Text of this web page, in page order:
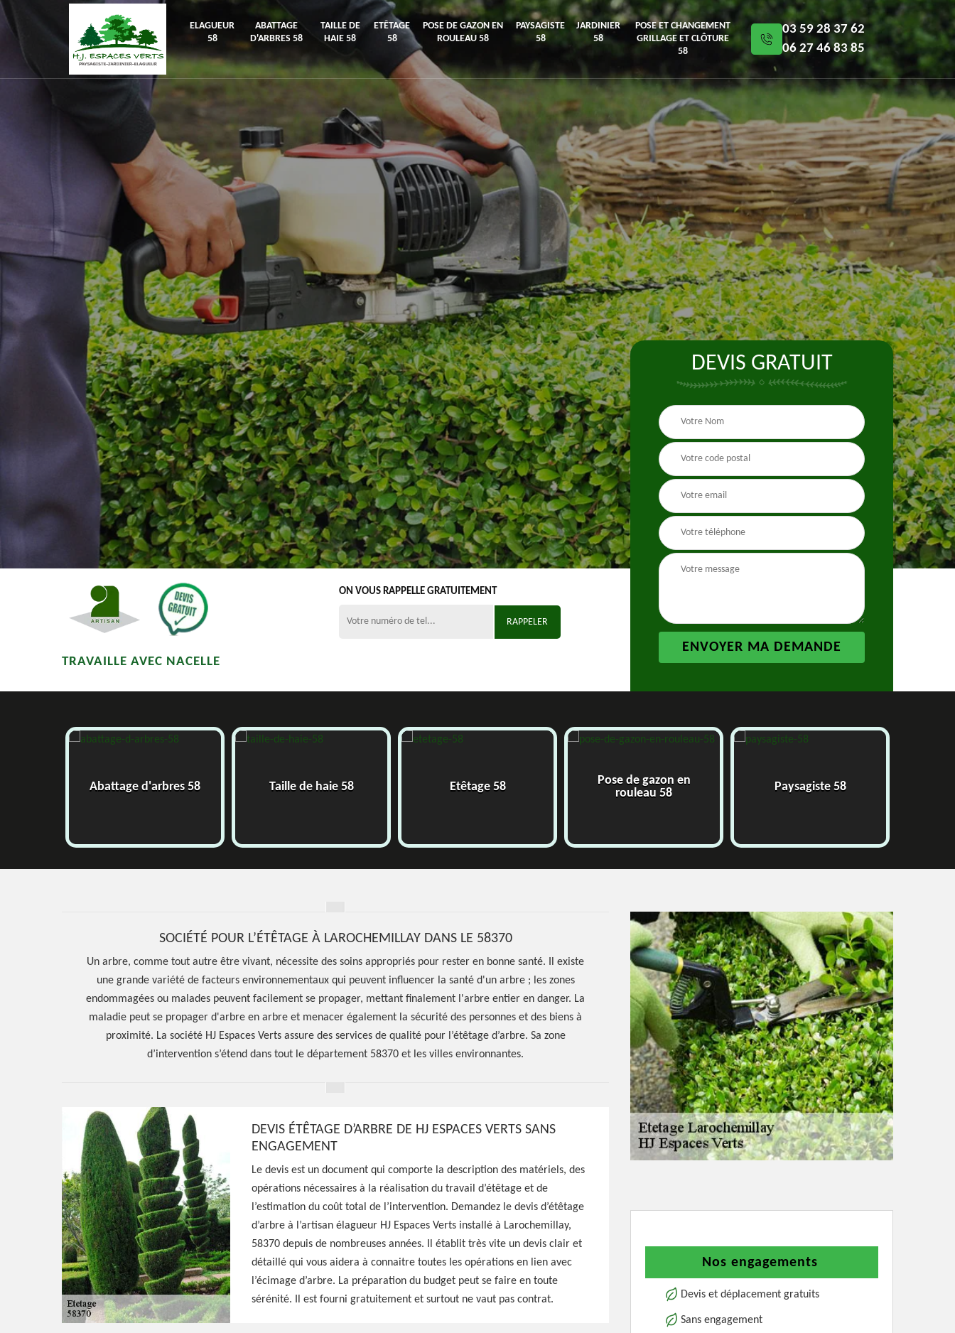
ELAGUEUR
58
ABATTAGE
D'ARBRES 58
TAILLE DE
HAIE 58
ETÊTAGE
58
POSE DE GAZON EN
ROULEAU 58
PAYSAGISTE
58
JARDINIER
58
POSE ET CHANGEMENT
GRILLAGE ET CLÔTURE
58
03 59 28 37 62
06 27 46 83 85
Hoerter Joseph Elagage 58
Spécialiste en étêtage
Larochemillay 58370
Paysagiste aguerri à Larochemillay 58370, HJ Espaces Verts est tout à
fait qualifié pour s'occuper de l'étêtage de vos arbres, travaux
effectués avec minutie, résultat irréprochable
TRAVAILLE AVEC NACELLE
ON VOUS RAPPELLE GRATUITEMENT
DEVIS GRATUIT
Abattage d'arbres 58 Taille de haie 58 Etêtage 58
Pose de gazon en
rouleau 58
Paysagiste 58
SOCIÉTÉ POUR L’ÉTÊTAGE À LAROCHEMILLAY DANS LE 58370
Un arbre, comme tout autre être vivant, nécessite des soins appropriés pour rester en bonne santé. Il existe
une grande variété de facteurs environnementaux qui peuvent influencer la santé d'un arbre ; les zones
endommagées ou malades peuvent facilement se propager, mettant finalement l'arbre entier en danger. La
maladie peut se propager d'arbre en arbre et menacer également la sécurité des personnes et des biens à
proximité. La société HJ Espaces Verts assure des services de qualité pour l’étêtage d’arbre. Sa zone
d’intervention s’étend dans tout le département 58370 et les villes environnantes.
DEVIS ÉTÊTAGE D’ARBRE DE HJ ESPACES VERTS SANS
ENGAGEMENT
Le devis est un document qui comporte la description des matériels, des
opérations nécessaires à la réalisation du travail d’étêtage et de
l’estimation du coût total de l’intervention. Demandez le devis d’étêtage
d’arbre à l’artisan élagueur HJ Espaces Verts installé à Larochemillay,
58370 depuis de nombreuses années. Il établit très vite un devis clair et
détaillé qui vous aidera à connaitre toutes les opérations en lien avec
l’écimage d’arbre. La préparation du budget peut se faire en toute
sérénité. Il est fourni gratuitement et surtout ne vaut pas contrat.
Nos engagements
Devis et déplacement gratuits
Sans engagement